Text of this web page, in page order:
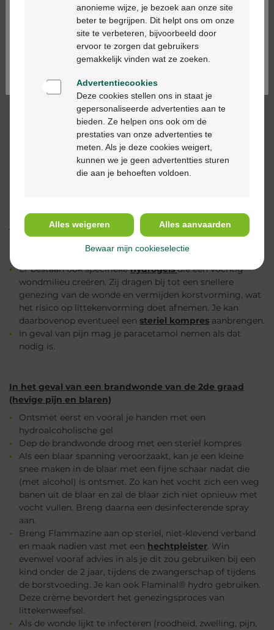
Het verdient evenwel aanbeveling om toch medische hulp
in te roepen in de volgende gevallen:
Een baby of een jong kind heeft een brandwonde
De brandwonde bevindt zich ter hoogte van het gezicht
De brandwonde is groter dan een muntstuk van 2 euro.
Als ze groter is dan de hand van het slachtoffer, moet je
meteen naar spoed gaan!
De brandwonde is veroorzaakt door een chemisch
product of door elektriciteit
Er hebben zich blaren gevormd
Het slachtoffer krijgt koorts
De wonde verergert na verloop van tijd
In het geval van een lichte brandwonde (1ste graad)
Breng meermaals per dag een kalmerende en
aan tot de roodheid verdwijnt.
Er bestaan ook specifiekehydrogelsdie een vochtig
wondmilieu creëren. Zij dragen bij tot een snellere
genezing van de wonde en vermijden korstvorming, wat
het risico op littekenvorming doet afnemen. Je kan
daarbovenop eventueel een steriel kompres aanbrengen.
In geval van pijn mag je paracetamol nemen als dat
nodig is.
In het geval van een brandwonde van de 2de graad
(hevige pijn en blaren)
Ontsmet eerst en vooral je handen met een
hydroalcoholische gel
Dep de brandwonde droog met een steriel kompres
Als een blaar spanning veroorzaakt, kan je een kleine
snee maken in de blaar met een fijne schaar nadat die
(met alcohol) is ontsmet. Zo kan het vocht zich een weg
banen uit de blaar en zal de blaar zich niet opnieuw met
vocht vullen. Breng daarna een desinfecterende spray
aan.
Breng Flammazine aan op steriel, niet-klevend verband
en maak nadien vast met een hechtpleister. Win
evenwel vooraf advies in als je dit zou gebruiken bij een
kind onder de 2 jaar, tijdens de zwangerschap of tijdens
de borstvoeding. Je kan ook Flaminal® hydro gebruiken.
Deze crème bevordert het genezingsproces van
littekenweefsel.
Als de wonde lijkt te infecteren (roodheid, zwelling, pijn,
Ga verder in het nederlands
Continuez en français
anonieme wijze, je bezoek aan onze site
beter te begrijpen. Dit helpt ons om onze
site te verbeteren, bijvoorbeeld door
ervoor te zorgen dat gebruikers
gemakkelijk vinden wat ze zoeken.
Advertentiecookies
Deze cookies stellen ons in staat je
gepersonaliseerde advertenties aan te
bieden. Ze helpen ons ook om de
prestaties van onze advertenties te
meten. Als je deze cookies weigert,
kunnen we je geen advertentties sturen
die aan je behoeften voldoen.
Alles weigeren Alles aanvaarden
Bewaar mijn cookieselectie